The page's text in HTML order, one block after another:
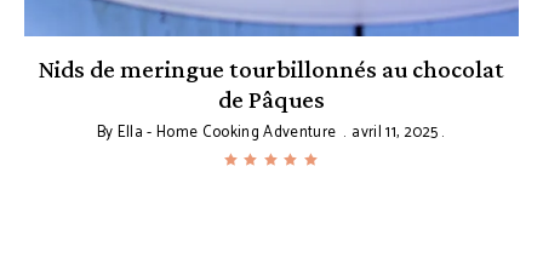
Nids de meringue tourbillonnés au chocolat
de Pâques
ByElla - Home Cooking Adventure avril 11, 2025